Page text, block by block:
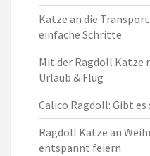
Katze an die
einfache Schritte
Mit der Ragdoll Katze
Urlaub & Flug
Calico Ragdoll: Gibt es
Ragdoll Katze an
entspannt feiern